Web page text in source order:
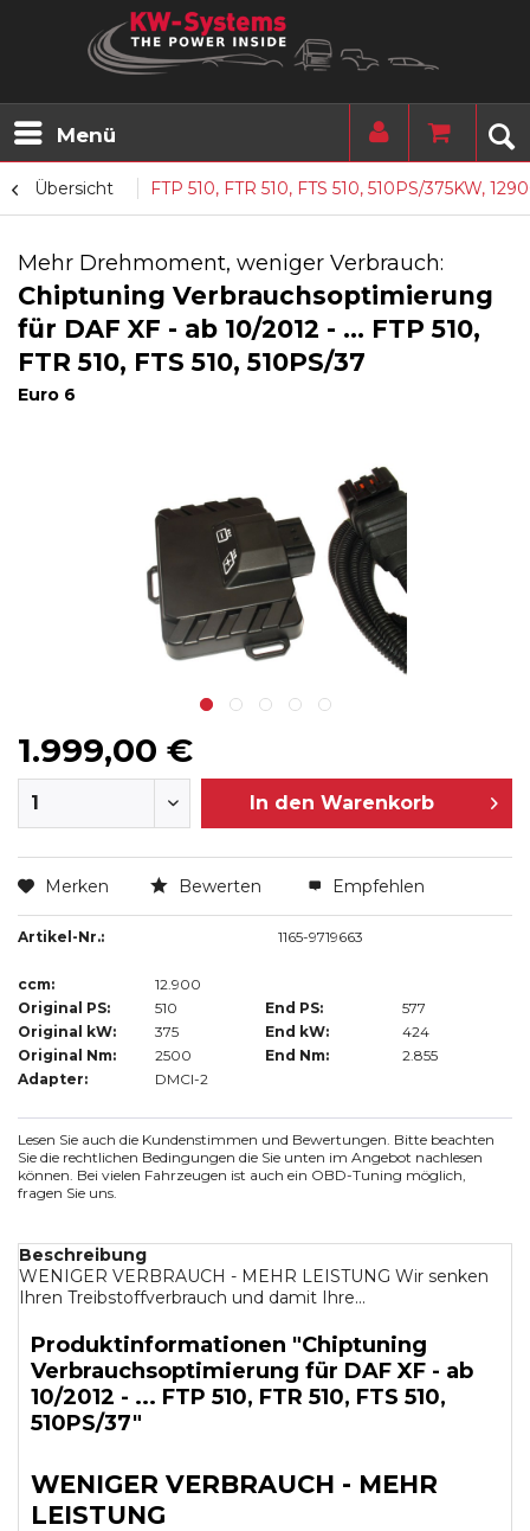
Menü
Übersicht FTP 510, FTR 510, FTS 510, 510PS/375KW,
Mehr Drehmoment, weniger Verbrauch:
Chiptuning Verbrauchsoptimierung
für DAF XF - ab 10/2012 - ... FTP 510,
FTR 510, FTS 510, 510PS/37
Euro 6
1.999,00 €
In den Warenkorb
Merken Bewerten Empfehlen
Artikel-Nr.: 1165-9719663
ccm:
12.900
Original PS:
510 End PS:
577
Original kW:
375 End kW:
424
Original Nm:
2500 End Nm:
2.855
Adapter:
DMCI-2
Lesen Sie auch die Kundenstimmen und Bewertungen. Bitte beachten
Sie die rechtlichen Bedingungen die Sie unten im Angebot nachlesen
können. Bei vielen Fahrzeugen ist auch ein OBD-Tuning möglich,
fragen Sie uns.
Beschreibung
WENIGER VERBRAUCH - MEHR LEISTUNG Wir senken
Ihren Treibstoffverbrauch und damit Ihre...
Produktinformationen "Chiptuning
Verbrauchsoptimierung für DAF XF - ab
10/2012 - ... FTP 510, FTR 510, FTS 510,
510PS/37"
WENIGER VERBRAUCH - MEHR
LEISTUNG